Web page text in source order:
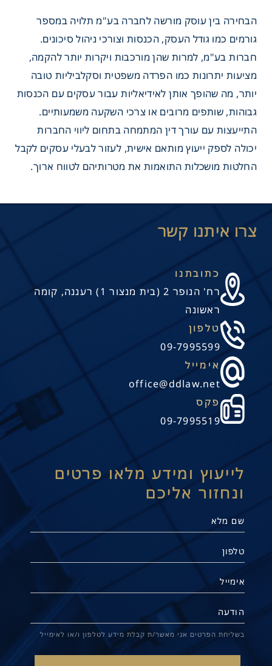
מורשה לחברה בע"מ
הבחירה בין עוסק מורשה לחברה בע"מ תלויה במספר
גורמים כמו גודל העסק, הכנסות וצורכי ניהול סיכונים.
חברות בע"מ, למרות שהן מורכבות ויקרות יותר להקמה,
מציעות יתרונות כמו הפרדה משפטית וסקלביליות טובה
יותר, מה שהופך אותן לאידיאליות עבור עסקים עם הכנסות
גבוהות, שותפים מרובים או צרכי השקעה משמעותיים.
התייעצות עם עורך דין המתמחה בתחום ליווי החברות
יכולה לספק ייעוץ מותאם אישית, לעזור לבעלי עסקים לקבל
החלטות מושכלות התואמות את מטרותיהם לטווח ארוך.
כתובתנו
רח' הנופר 2 (בית מנצור 1) רעננה, קומה
ראשונה
טלפון
09-7995599
אימייל
office@ddlaw.net
פקס
09-7995519
לייעוץ ומידע מלאו פרטים
ונחזור אליכם
בשליחת הפרטים אני מאשר/ת קבלת מידע לטלפון ו/או לאימייל